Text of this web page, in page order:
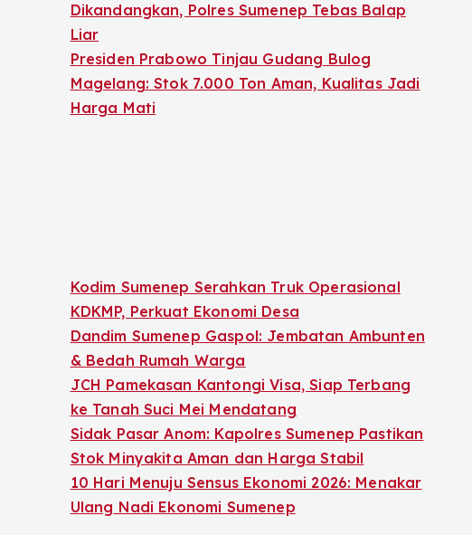
Dikandangkan, Polres Sumenep Tebas Balap
Liar
Presiden Prabowo Tinjau Gudang Bulog
Magelang: Stok 7.000 Ton Aman, Kualitas Jadi
Harga Mati
Kodim Sumenep Serahkan Truk Operasional
KDKMP, Perkuat Ekonomi Desa
Dandim Sumenep Gaspol: Jembatan Ambunten
& Bedah Rumah Warga
JCH Pamekasan Kantongi Visa, Siap Terbang
ke Tanah Suci Mei Mendatang
Sidak Pasar Anom: Kapolres Sumenep Pastikan
Stok Minyakita Aman dan Harga Stabil
10 Hari Menuju Sensus Ekonomi 2026: Menakar
Ulang Nadi Ekonomi Sumenep